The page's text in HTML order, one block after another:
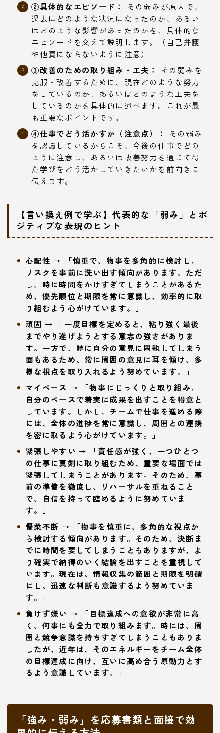
②具体的なエピソード：
その弱みが原因で、
過去にどのような状況になったのか、あるい
はどのような影響があったのかを、具体的な
エピソードを交えて説明します。（自己弁護
や他責にならないように注意）
③改善のための取り組み・工夫：
その弱みを
克服・改善するために、現在どのような努力
をしているのか、あるいはどのような工夫を
しているのかを具体的に述べます。これが最
も重要なポイントです。
④仕事でどう活かすか（注意点）：
その弱み
を認識しているからこそ、今後の仕事でどの
ように注意し、あるいは改善努力を通じて得
た学びをどう活かしていきたいかを前向きに
伝えます。
【言い換え例で学ぶ】代表的な「弱み」とポ
ジティブな表現のヒント
心配性 → 「慎重で、物事を多角的に検討し、
リスクを事前に洗い出す傾向があります。ただ
し、時に時間をかけすぎてしまうことがあるた
め、優先順位と期限を常に意識し、効率的に取
り組むよう心がけています。」
頑固 → 「一度目標を定めると、粘り強く最後
までやり遂げようとする意志の強さがありま
す。一方で、時に自分の意見に固執してしまう
面もあるため、常に周囲の意見に耳を傾け、多
様な視点を取り入れるよう努めています。」
マイペース → 「物事にじっくりと取り組み、
自分のペースで着実に成果を出すことを得意と
しています。しかし、チームで仕事を進める際
には、全体の進捗を常に意識し、周囲との連携
を密に取るよう心がけています。」
緊張しやすい → 「責任感が強く、一つひとつ
の仕事に真剣に取り組むため、重要な場面では
緊張してしまうことがあります。そのため、事
前の準備を徹底し、リハーサルを重ねること
で、自信を持って臨めるように努めていま
す。」
優柔不断 → 「物事を慎重に、多角的な視点か
ら検討する傾向があります。そのため、決断ま
でに時間を要してしまうこともありますが、よ
り確実で納得のいく結論を出すことを重視して
います。現在は、情報収集の範囲と期限を明確
にし、迅速な判断も意識するよう努めていま
す。」
負けず嫌い → 「目標達成への意欲が非常に高
く、何事にも全力で取り組みます。時には、周
囲と競争意識を持ちすぎてしまうこともありま
したが、近年は、そのエネルギーをチーム全体
の目標達成に向け、互いに高め合う原動力とす
るよう意識しています。」
「強み・弱み」を応募書類と面接で効